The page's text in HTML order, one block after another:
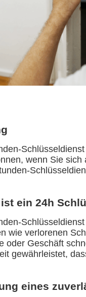
wenn Sie
ist ein 24h
wie verlorenen
oder Geschäft
gewährleistet,
eines